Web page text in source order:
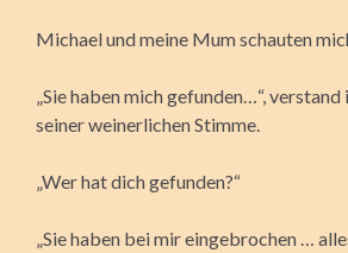
Michael und meine Mum schauten
„Sie haben mich gefunden…“,
seiner weinerlichen Stimme.
„Wer hat dich gefunden?“
„Sie haben bei mir eingebrochen …